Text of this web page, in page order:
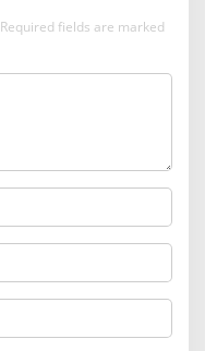
Required fields are marked